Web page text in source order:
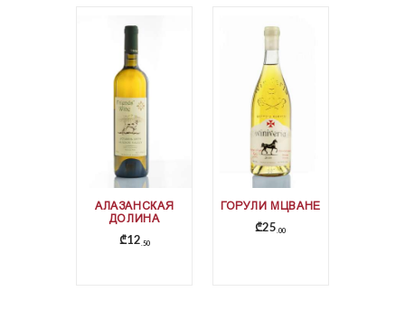
АЛАЗАНСКАЯ
ДОЛИНА
₾12 50
ГОРУЛИ МЦВАНЕ
₾25 00